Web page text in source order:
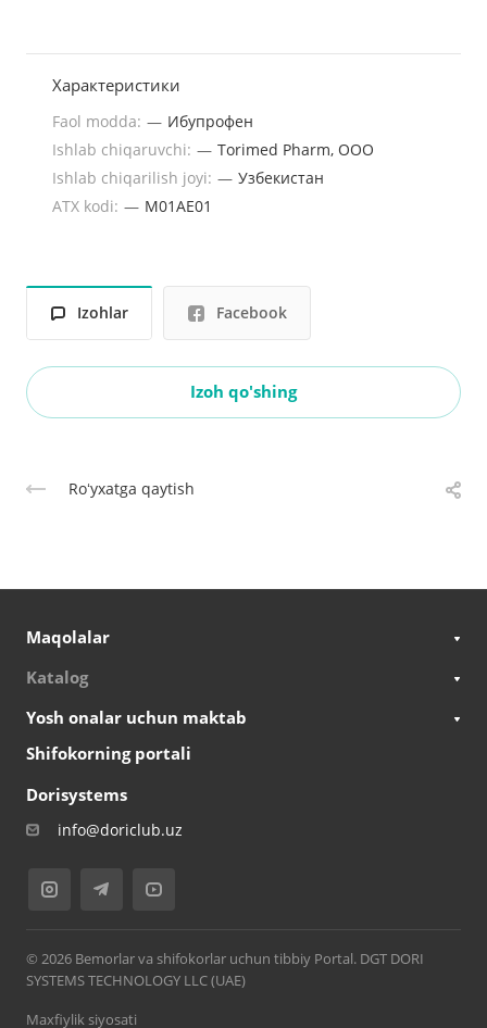
Характеристики
Faol modda: — Ибупрофен
Ishlab chiqaruvchi: — Torimed Pharm, OOO
Ishlab chiqarilish joyi: — Узбекистан
ATX kodi: — M01AE01
Izohlar Facebook
Izoh qo'shing
Roʻyxatga qaytish
Maqolalar
Katalog
Yosh onalar uchun maktab
Shifokorning portali
Dorisystems
info@doriclub.uz
© 2026 Bemorlar va shifokorlar uchun tibbiy Portal. DGT DORI
SYSTEMS TECHNOLOGY LLC (UAE)
Maxfiylik siyosati